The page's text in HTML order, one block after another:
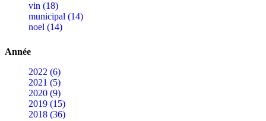
vin (18)
municipal (14)
noel (14)
Année
2022 (6)
2021 (5)
2020 (9)
2019 (15)
2018 (36)